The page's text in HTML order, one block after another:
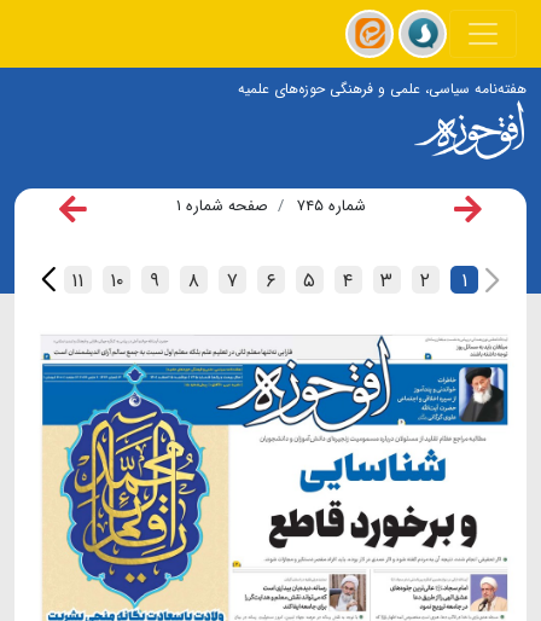
هفته‌نامه سیاسی، علمی و فرهنگی حوزه‌های علمیه
شماره ۷۴۵ صفحه شماره ۱
۱ ۲ ۳ ۴ ۵ ۶ ۷ ۸ ۹ ۱۰ ۱۱ ۱۲